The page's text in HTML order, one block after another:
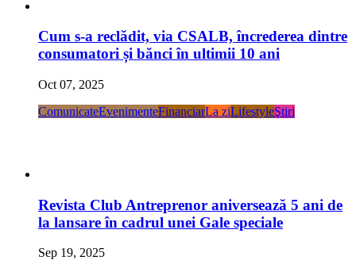
Cum s-a reclădit, via CSALB, încrederea dintre
consumatori și bănci în ultimii 10 ani
Oct 07, 2025
ComunicateEvenimenteFinanciarLa ziLifestyleŞtiri
Revista Club Antreprenor aniversează 5 ani de
la lansare în cadrul unei Gale speciale
Sep 19, 2025